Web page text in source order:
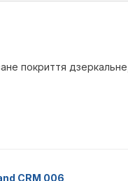
покриття
CRM 006